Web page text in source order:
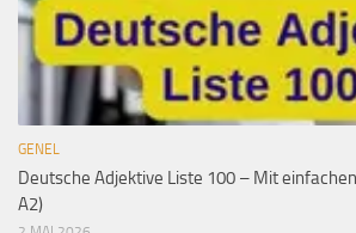
GENEL
Deutsche Adjektive Liste 100 – Mit
A2)